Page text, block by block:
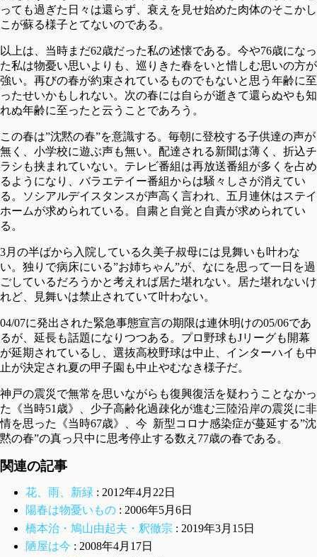
っても過ぎた日々は還らず、衰えを見せ始めた肉体のそこかし
こが蘇る様子とてないのである。
以上は、当時まだ62歳だった私の述懐である。今や76歳になっ
た私は物憂い思いよりも、巡りきた春をいと惜しむ思いの方が
強い。再びの春が約束されているものでもないと思う年齢に至
ったせいかもしれない。次の春には自らが逝きて還らぬやも知
れぬ年齢に至ったと云うことであろう。
この春は”沈黙の春”を意識する。毎朝に登校する子供達の声が
無く、小学校に遊ぶ声も無い。配達される新聞は薄く、折込チ
ラシも挟まれていない。テレビ番組は再放送番組が多くを占め
るようになり、バラエテイー番組からは騒々しさが消えてい
る。ソシアルデイスタンスが声高く言われ、五月連休はステイ
ホームが求められている。自粛と自覚と自責が求められてい
る。
3月の半ばから入院している久美子叔母には見舞いも叶わな
い。独りで病床にいる”お姉ちゃん”が、なにを思って一日を過
ごしているだろうかと考えれば居た堪れない。居た堪れないけ
れど、見舞いは禁止されていて叶わない。
04/07に発出された緊急事態宣言の期限は連休明けの05/06であ
るが、延長も話題になりつつある。プロ野球もJリーグも開幕
が延期されているし、選抜高校野球は中止、インターハイも中
止が決定され夏の甲子園も中止やむなき様子だ。
神戸の震災で無常を思いながらも復興復活を疑わうことなかっ
た《当時51歳》、少子高齢化過疎化が進む三陸沿岸の震災に非
情を思った《当時67歳》、今 新型コロナ感染症が蔓延する”沈
黙の春”の真っ只中に思考停止する数え77歳の春である。
関連の記事
花、雨、新緑 : 2012年4月22日
陽春は物憂いもの: 2006年5月6日
橋本治・鳩山由起夫・釈徹宗 : 2019年3月15日
陋屋は今 : 2008年4月17日